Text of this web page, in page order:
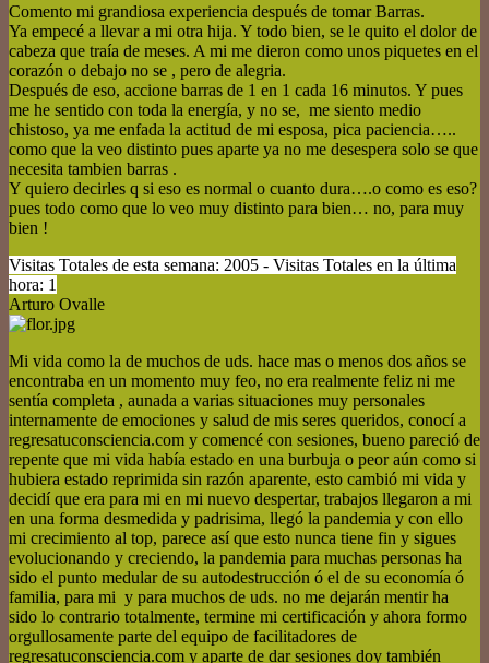
Comento mi grandiosa experiencia después de tomar Barras.
Ya empecé a llevar a mi otra hija. Y todo bien, se le quito el dolor de
cabeza que traía de meses. A mi me dieron como unos piquetes en el
corazón o debajo no se , pero de alegria.
Después de eso, accione barras de 1 en 1 cada 16 minutos. Y pues
me he sentido con toda la energía, y no se, me siento medio
chistoso, ya me enfada la actitud de mi esposa, pica paciencia…..
como que la veo distinto pues aparte ya no me desespera solo se que
necesita tambien barras .
Y quiero decirles q si eso es normal o cuanto dura….o como es eso?
pues todo como que lo veo muy distinto para bien… no, para muy
bien !
Visitas Totales de esta semana: 2005 - Visitas Totales en la última
hora: 1
Arturo Ovalle
Mi vida como la de muchos de uds. hace mas o menos dos años se
encontraba en un momento muy feo, no era realmente feliz ni me
sentía completa , aunada a varias situaciones muy personales
internamente de emociones y salud de mis seres queridos, conocí a
regresatuconsciencia.com y comencé con sesiones, bueno pareció de
repente que mi vida había estado en una burbuja o peor aún como si
hubiera estado reprimida sin razón aparente, esto cambió mi vida y
decidí que era para mi en mi nuevo despertar, trabajos llegaron a mi
en una forma desmedida y padrisima, llegó la pandemia y con ello
mi crecimiento al top, parece así que esto nunca tiene fin y sigues
evolucionando y creciendo, la pandemia para muchas personas ha
sido el punto medular de su autodestrucción ó el de su economía ó
familia, para mi y para muchos de uds. no me dejarán mentir ha
sido lo contrario totalmente, termine mi certificación y ahora formo
orgullosamente parte del equipo de facilitadores de
regresatuconsciencia.com y aparte de dar sesiones doy también